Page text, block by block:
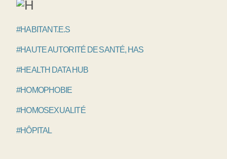
#HABITANT.E.S
#HAUTE AUTORITÉ DE SANTÉ, HAS
#HEALTH DATA HUB
#HOMOPHOBIE
#HOMOSEXUALITÉ
#HÔPITAL